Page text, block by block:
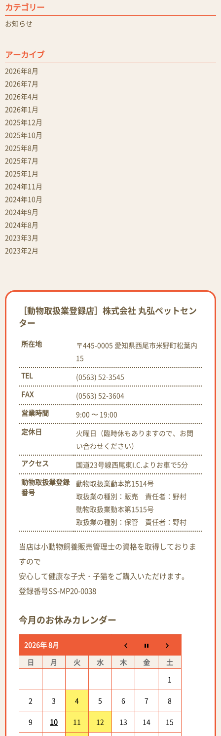
カテゴリー
お知らせ
アーカイブ
2026年8月
2026年7月
2026年4月
2026年1月
2025年12月
2025年10月
2025年8月
2025年7月
2025年1月
2024年11月
2024年10月
2024年9月
2024年8月
2023年3月
2023年2月
［動物取扱業登録店］株式会社 丸弘ペットセン
ター
所在地
〒445-0005 愛知県西尾市米野町松葉内
15
TEL
(0563) 52-3545
FAX
(0563) 52-3604
営業時間
9:00 〜 19:00
定休日
火曜日（臨時休もありますので、お問
い合わせください）
アクセス
国道23号線西尾東I.C.よりお車で5分
動物取扱業登録
番号
動物取扱業動本第1514号
取扱業の種別：販売 責任者：野村
動物取扱業動本第1515号
取扱業の種別：保管 責任者：野村
当店は小動物飼養販売管理士の資格を取得しておりま
すので
安心して健康な子犬・子猫をご購入いただけます。
登録番号SS-MP20-0038
今月のお休みカレンダー
2026年 8月
日
月 火 水 木 金
土
1
2 3 4 5 6 7 8
9 10 11 12 13 14 15